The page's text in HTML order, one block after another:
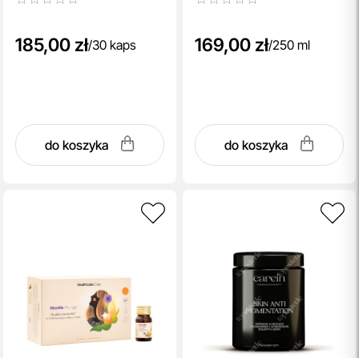
185,00 zł/30 kaps
do koszyka
169,00 zł/250 ml
do koszyka